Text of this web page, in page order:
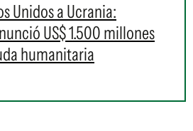
Unidos a Ucrania:
US$ 1.500 millones
humanitaria